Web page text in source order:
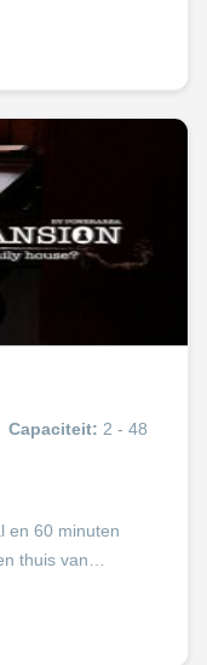
Capaciteit: 2 - 48
en 60 minuten
thuis van…